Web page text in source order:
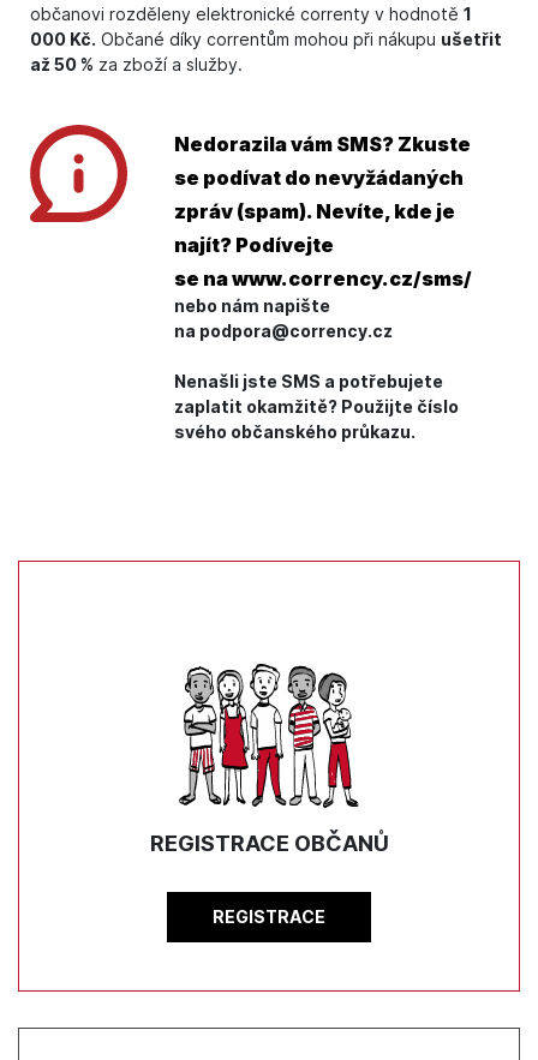
občanovi rozděleny elektronické correnty v hodnotě 1
000 Kč. Občané díky correntům mohou při nákupu ušetřit
až 50 % za zboží a služby.
Nedorazila vám SMS? Zkuste
se podívat do nevyžádaných
zpráv (spam). Nevíte, kde je
najít? Podívejte
se nawww.corrency.cz/sms/
nebo nám napište
na podpora@corrency.cz
Nenašli jste SMS a potřebujete
zaplatit okamžitě? Použijte číslo
svého občanského průkazu.
REGISTRACE OBČANŮ
REGISTRACE